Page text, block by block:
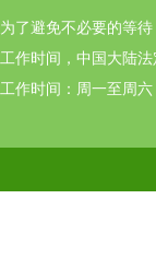
为了避免不必要的等
工作时间，中国大陆法
工作时间：周一至周六